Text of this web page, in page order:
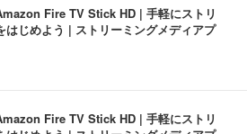
Fire TV Stick HD | 手軽にストリ
はじめよう | ストリーミングメディアプ
Fire TV Stick HD | 手軽にストリ